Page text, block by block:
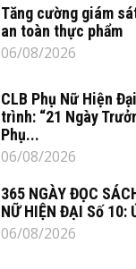
Tăng cường giám
an toàn thực phẩm
06/08/2026
CLB Phụ Nữ Hiện
trình: “21 Ngày
Phụ...
06/08/2026
365 NGÀY ĐỌC
NỮ HIỆN ĐẠI Số 10:
06/08/2026